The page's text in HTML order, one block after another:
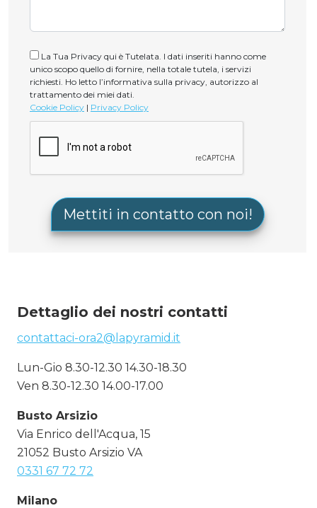
La Tua Privacy qui è Tutelata. I dati inseriti hanno come
unico scopo quello di fornire, nella totale tutela, i servizi
richiesti. Ho letto l’informativa sulla privacy, autorizzo al
trattamento dei miei dati.
Cookie Policy | Privacy Policy
Dettaglio dei nostri contatti
contattaci-ora2@lapyramid.it
Lun-Gio 8.30-12.30 14.30-18.30
Ven 8.30-12.30 14.00-17.00
Busto Arsizio
Via Enrico dell'Acqua, 15
21052 Busto Arsizio VA
0331 67 72 72
Milano